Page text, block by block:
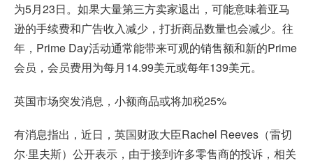
为5月23日。如果大量第三方卖家退出，可能意味着亚马
逊的手续费和广告收入减少，打折商品数量也会减少。往
年，Prime Day活动通常能带来可观的销售额和新的Prime
会员，会员费用为每月14.99美元或每年139美元。
英国市场突发消息，小额商品或将加税25%
有消息指出，近日，英国财政大臣Rachel Reeves（雷切
尔·里夫斯）公开表示，由于接到许多零售商的投诉，相关